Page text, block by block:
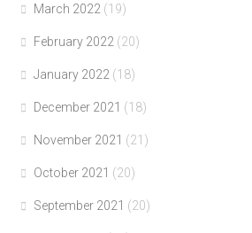
March 2022 (19)
February 2022 (20)
January 2022 (18)
December 2021 (18)
November 2021 (21)
October 2021 (20)
September 2021 (20)